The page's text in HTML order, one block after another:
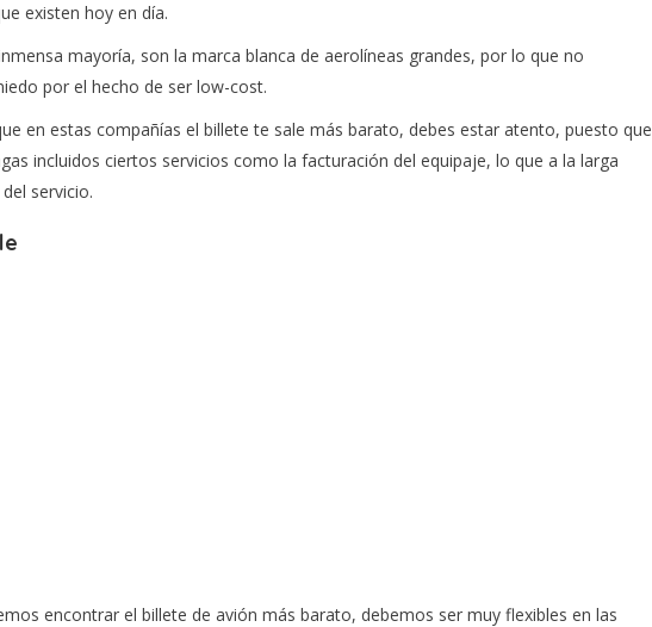
existen hoy en día.
mayoría, son la marca blanca de aerolíneas grandes, por lo que no
por el hecho de ser low-cost.
en estas compañías el billete te sale más barato, debes estar atento, puesto que
incluidos ciertos servicios como la facturación del equipaje, lo que a la larga
servicio.
encontrar el billete de avión más barato, debemos ser muy flexibles en las